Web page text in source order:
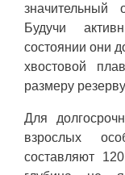
значительный
Будучи
состоянии они
хвостовой
размеру
Для
взрослых
составляют